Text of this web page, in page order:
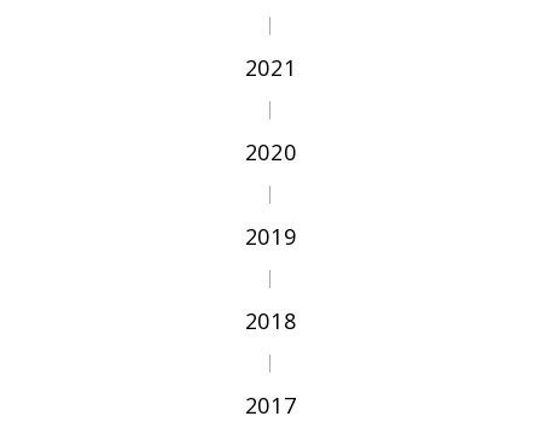
2021
2020
2019
2018
2017